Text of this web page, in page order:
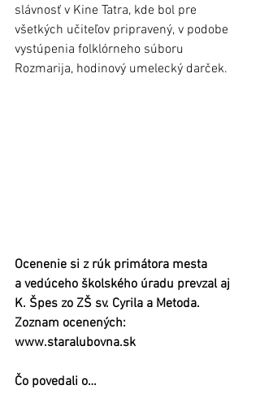
slávnosť v Kine Tatra, kde bol pre
všetkých učiteľov pripravený, v podobe
vystúpenia folklórneho súboru
Rozmarija, hodinový umelecký darček.
Ocenenie si z rúk primátora mesta
a vedúceho školského úradu prevzal aj
K. Špes zo ZŠ sv. Cyrila a Metoda.
Zoznam ocenených:
www.staralubovna.sk
Čo povedali o…